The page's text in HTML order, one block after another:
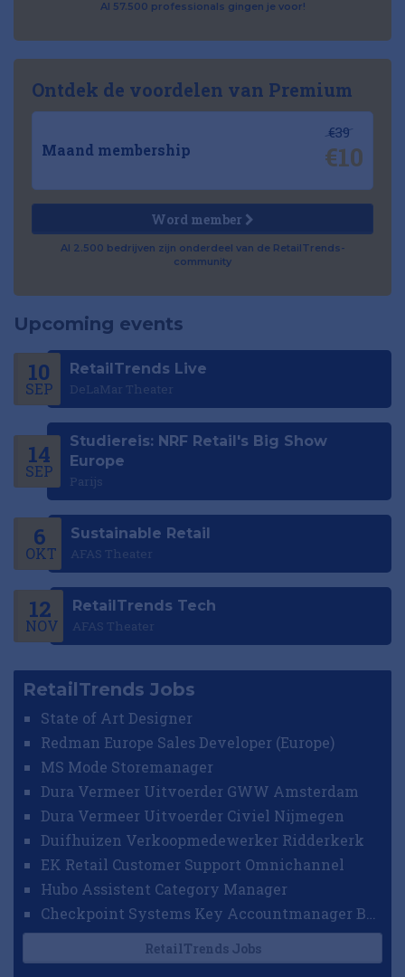
Al 57.500 professionals gingen je voor!
Ontdek de voordelen van Premium
Maand membership
€39
€10
Word member
Al 2.500 bedrijven zijn onderdeel van de RetailTrends-
community
Upcoming events
10
SEP
RetailTrends Live
DeLaMar Theater
14
SEP
Studiereis: NRF Retail's Big Show
Europe
Parijs
6
OKT
Sustainable Retail
AFAS Theater
12
NOV
RetailTrends Tech
AFAS Theater
RetailTrends Jobs
State of Art Designer
Redman Europe Sales Developer (Europe)
MS Mode Storemanager
Dura Vermeer Uitvoerder GWW Amsterdam
Dura Vermeer Uitvoerder Civiel Nijmegen
Duifhuizen Verkoopmedewerker Ridderkerk
EK Retail Customer Support Omnichannel
Hubo Assistent Category Manager
RetailTrends Jobs